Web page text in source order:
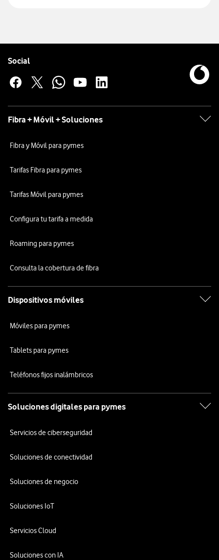
Social
Fibra + Móvil + Soluciones
Fibra y Móvil para pymes
Tarifas Fibra para pymes
Tarifas Móvil para pymes
Configura tu tarifa a medida
Roaming para pymes
Consulta la cobertura de fibra
Dispositivos móviles
Móviles para pymes
Tablets para pymes
Teléfonos fijos inalámbricos
Soluciones digitales para pymes
Servicios de ciberseguridad
Soluciones de conectividad
Soluciones de negocio
Soluciones IoT
Servicios Cloud
Soluciones con IA